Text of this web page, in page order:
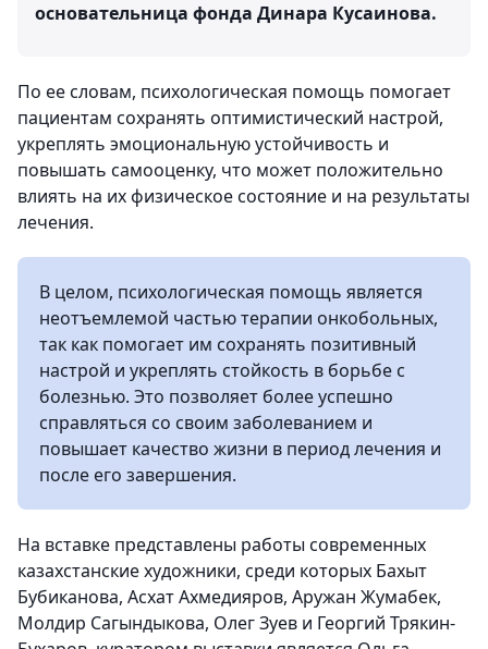
основательница фонда Динара Кусаинова.
По ее словам, психологическая помощь помогает
пациентам сохранять оптимистический настрой,
укреплять эмоциональную устойчивость и
повышать самооценку, что может положительно
влиять на их физическое состояние и на результаты
лечения.
В целом, психологическая помощь является
неотъемлемой частью терапии онкобольных,
так как помогает им сохранять позитивный
настрой и укреплять стойкость в борьбе с
болезнью. Это позволяет более успешно
справляться со своим заболеванием и
повышает качество жизни в период лечения и
после его завершения.
На вставке представлены работы современных
казахстанские художники, среди которых Бахыт
Бубиканова, Асхат Ахмедияров, Аружан Жумабек,
Молдир Сагындыкова, Олег Зуев и Георгий Трякин-